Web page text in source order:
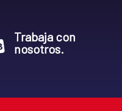
Trabaja con
nosotros.